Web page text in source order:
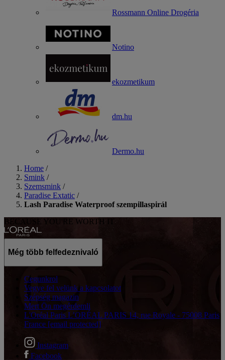
Rossmann Online Drogéria
Notino
ekozmetikum
dm.hu
Dermo.hu
Home /
Smink /
Szemsmink /
Paradise Extatic /
Lash Paradise Waterproof szempillaspirál
BECAUSE YOU'RE WORTH IT
Még több felfedeznivaló
Cegunkrol
Vegye fel velünk a kapcsolatot
Szépség magazin
Mert Ön megérdemli
L'Oréal Paris L’ORÉAL PARIS 14, rue Royale - 75008 Paris
France [email protected]
Instagram
Facebook